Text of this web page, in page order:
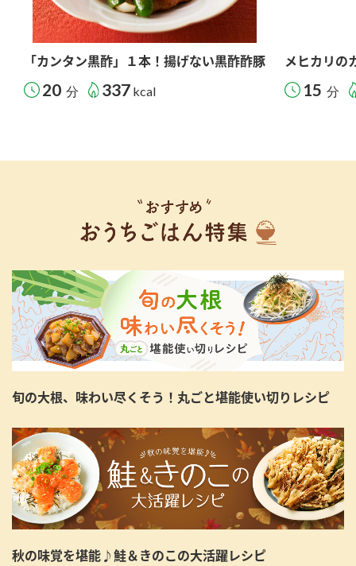
「カンタン黒酢」１本！揚げない黒酢酢豚
20 分 337 kcal
メヒカリの
15 分
旬の大根、味わい尽くそう！丸ごと堪能使い切りレシピ
秋の味覚を堪能♪鮭＆きのこの大活躍レシピ